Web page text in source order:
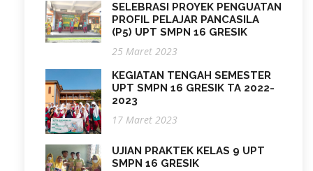
SELEBRASI PROYEK PENGUATAN
PROFIL PELAJAR PANCASILA
(P5) UPT SMPN 16 GRESIK
25 Maret 2023
KEGIATAN TENGAH SEMESTER
UPT SMPN 16 GRESIK TA 2022-
2023
17 Maret 2023
UJIAN PRAKTEK KELAS 9 UPT
SMPN 16 GRESIK